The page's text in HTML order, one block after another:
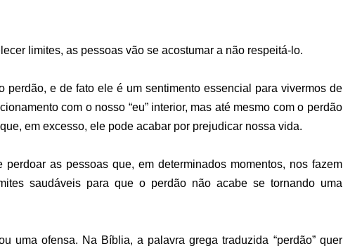
limites, as pessoas vão se acostumar a não respeitá-lo.
perdão, e de fato ele é um sentimento essencial para vivermos de
com o nosso “eu” interior, mas até mesmo com o perdão
em excesso, ele pode acabar por prejudicar nossa vida.
as pessoas que, em determinados momentos, nos fazem
saudáveis para que o perdão não acabe se tornando uma
uma ofensa. Na Bíblia, a palavra grega traduzida “perdão” quer